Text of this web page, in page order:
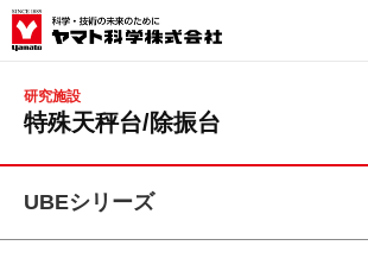
研究施設
特殊天秤台/除振台
UBEシリーズ